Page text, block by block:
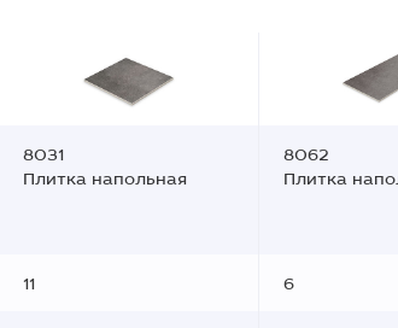
8031
Плитка напольная
8062
Плитка
11 6